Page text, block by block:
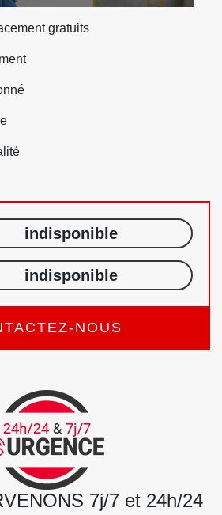
gratuits
indisponible
indisponible
NOUS
7j/7 et 24h/24